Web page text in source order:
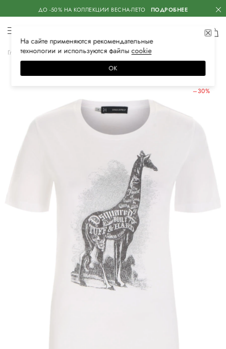
ДО -50% НА КОЛЛЕКЦИИ ВЕСНА-ЛЕТО ПОДРОБНЕЕ
Главная Женская Одежда Футболки
–30%
На сайте применяются рекомендательные
технологии и используются файлысооkiе
ОК